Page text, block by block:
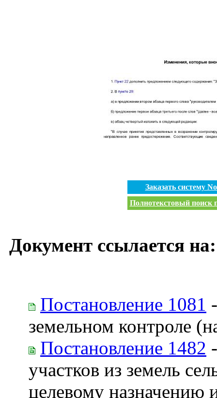
Заказать систему
Полнотекстовый поиск
Документ ссылается на:
Постановление 1081
земельном контроле
Постановление 1482
участков из земель
целевому назначению